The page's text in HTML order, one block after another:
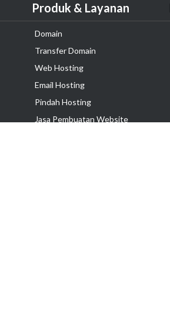
Produk & Layanan
Domain
Transfer Domain
Web Hosting
Email Hosting
Pindah Hosting
Jasa Pembuatan Website